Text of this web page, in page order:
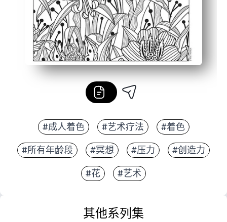
#成人着色 #艺术疗法 #着色
#所有年龄段 #冥想 #压力 #创造力
#花 #艺术
其他系列集